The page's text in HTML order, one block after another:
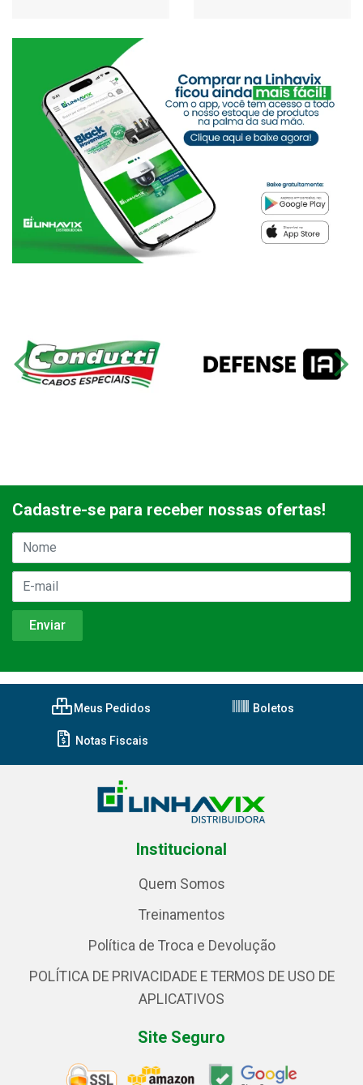
Cadastre-se para receber nossas ofertas!
Meus Pedidos Boletos
Notas Fiscais
Institucional
Quem Somos
Treinamentos
Política de Troca e Devolução
POLÍTICA DE PRIVACIDADE E TERMOS DE USO DE
APLICATIVOS
Site Seguro